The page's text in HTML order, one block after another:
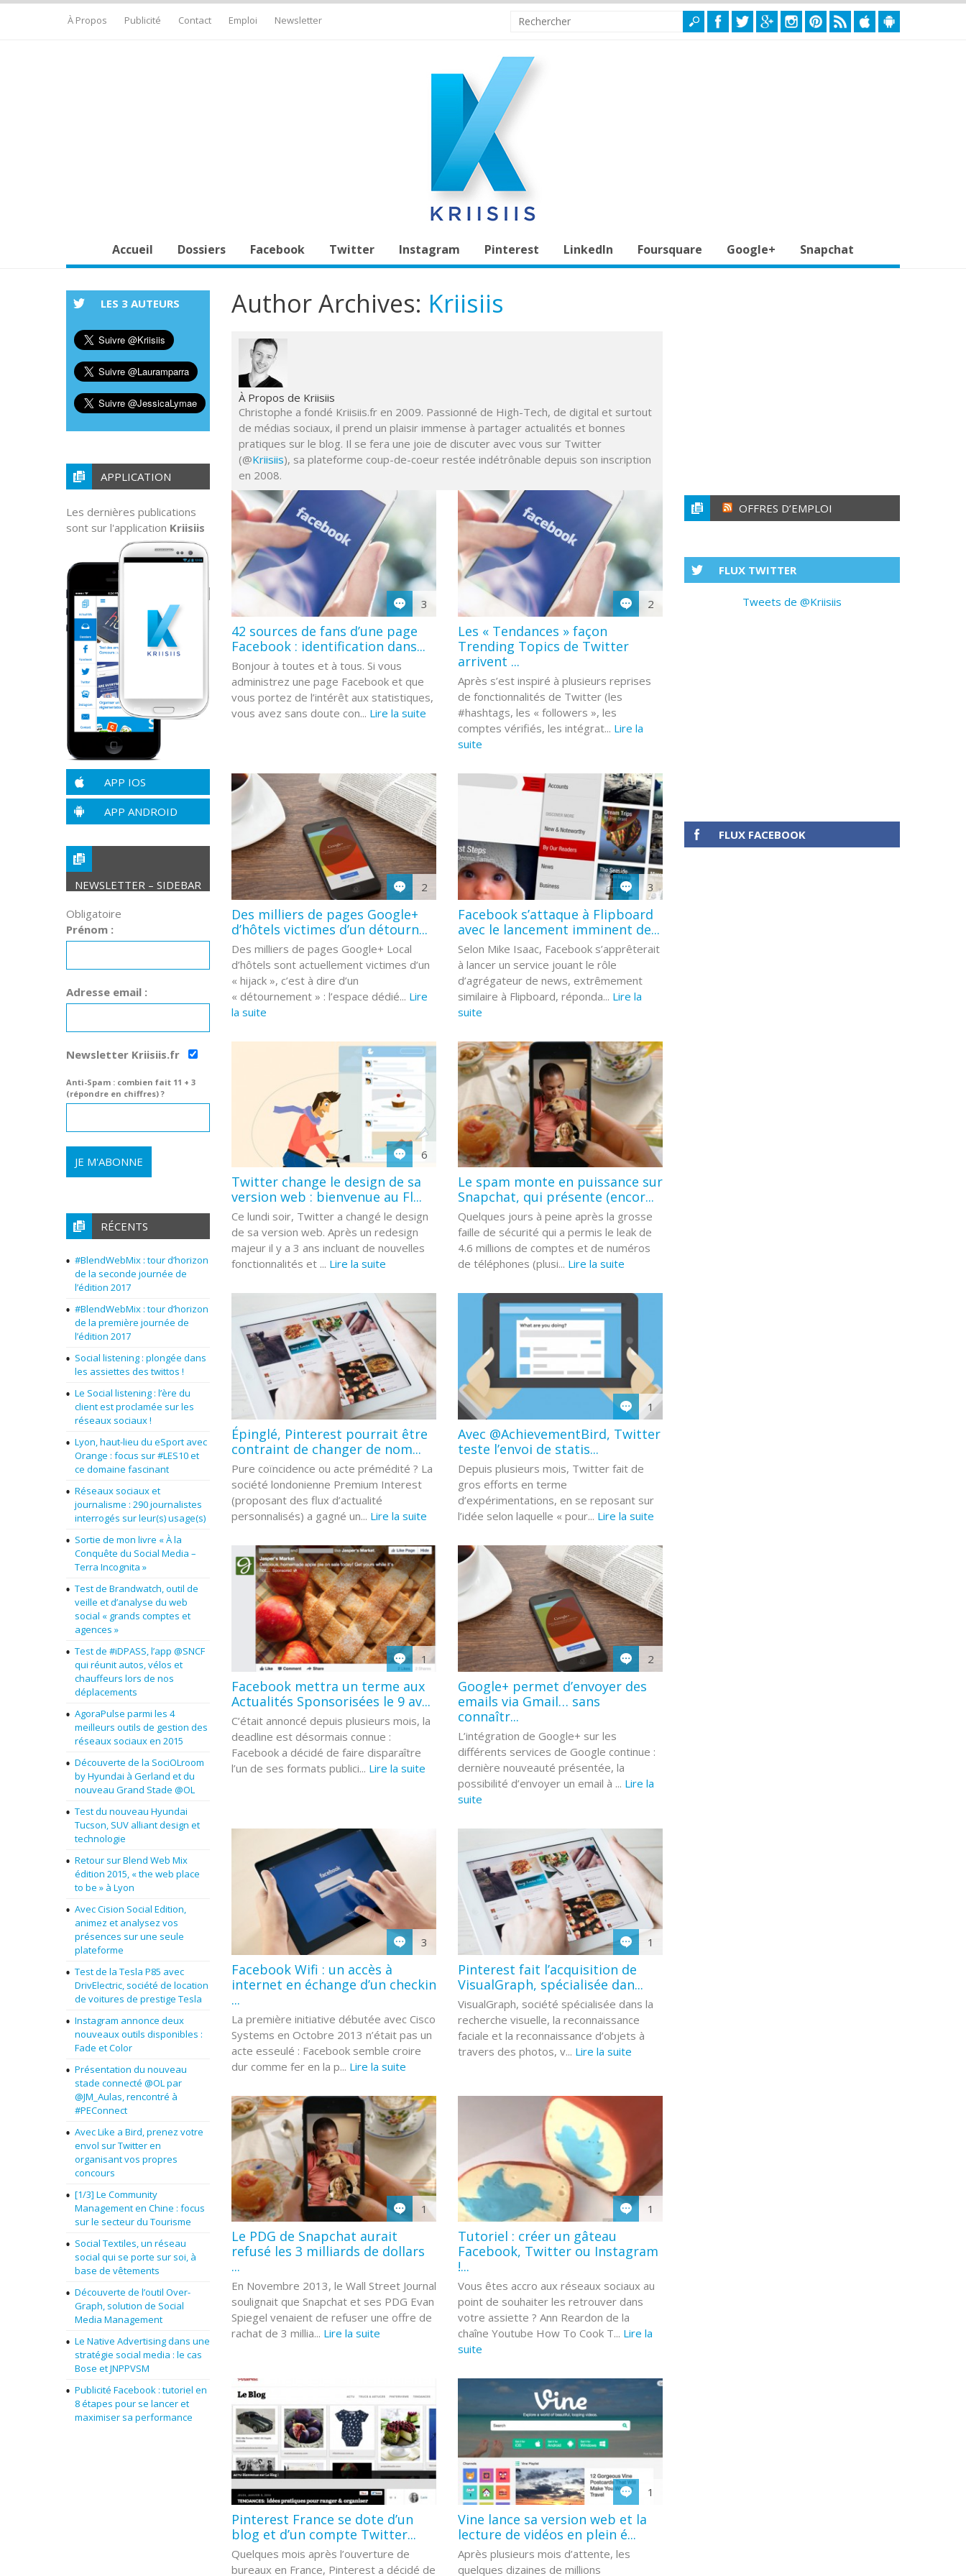
À Propos Publicité Contact Emploi Newsletter
Accueil Dossiers Facebook Twitter Instagram Pinterest LinkedIn Foursquare Google+ Snapchat
Author Archives: Kriisiis
À Propos de Kriisiis
Christophe a fondé Kriisiis.fr en 2009. Passionné de High-Tech, de digital et surtout
de médias sociaux, il prend un plaisir immense à partager actualités et bonnes
pratiques sur le blog. Il se fera une joie de discuter avec vous sur Twitter
(@Kriisiis), sa plateforme coup-de-coeur restée indétrônable depuis son inscription
en 2008.
3
42 sources de fans d’une page
Facebook : identification dans...
Bonjour à toutes et à tous. Si vous
administrez une page Facebook et que
vous portez de l’intérêt aux statistiques,
vous avez sans doute con... Lire la suite
2
Les « Tendances » façon
Trending Topics de Twitter
arrivent ...
Après s’est inspiré à plusieurs reprises
de fonctionnalités de Twitter (les
#hashtags, les « followers », les
comptes vérifiés, les intégrat... Lire la
suite
2
Des milliers de pages Google+
d’hôtels victimes d’un détourn...
Des milliers de pages Google+ Local
d’hôtels sont actuellement victimes d’un
« hijack », c’est à dire d’un
« détournement » : l’espace dédié... Lire
la suite
3
Facebook s’attaque à Flipboard
avec le lancement imminent de...
Selon Mike Isaac, Facebook s’apprêterait
à lancer un service jouant le rôle
d’agrégateur de news, extrêmement
similaire à Flipboard, réponda... Lire la
suite
6
Twitter change le design de sa
version web : bienvenue au Fl...
Ce lundi soir, Twitter a changé le design
de sa version web. Après un redesign
majeur il y a 3 ans incluant de nouvelles
fonctionnalités et ... Lire la suite
Le spam monte en puissance sur
Snapchat, qui présente (encor...
Quelques jours à peine après la grosse
faille de sécurité qui a permis le leak de
4.6 millions de comptes et de numéros
de téléphones (plusi... Lire la suite
Épinglé, Pinterest pourrait être
contraint de changer de nom...
Pure coïncidence ou acte prémédité ? La
société londonienne Premium Interest
(proposant des flux d’actualité
personnalisés) a gagné un... Lire la suite
1
Avec @AchievementBird, Twitter
teste l’envoi de statis...
Depuis plusieurs mois, Twitter fait de
gros efforts en terme
d’expérimentations, en se reposant sur
l’idée selon laquelle « pour... Lire la suite
1
Facebook mettra un terme aux
Actualités Sponsorisées le 9 av...
C’était annoncé depuis plusieurs mois, la
deadline est désormais connue :
Facebook a décidé de faire disparaître
l’un de ses formats publici... Lire la suite
2
Google+ permet d’envoyer des
emails via Gmail… sans
connaîtr...
L’intégration de Google+ sur les
différents services de Google continue :
dernière nouveauté présentée, la
possibilité d’envoyer un email à ... Lire la
suite
3
Facebook Wifi : un accès à
internet en échange d’un checkin
...
La première initiative débutée avec Cisco
Systems en Octobre 2013 n’était pas un
acte esseulé : Facebook semble croire
dur comme fer en la p... Lire la suite
1
Pinterest fait l’acquisition de
VisualGraph, spécialisée dan...
VisualGraph, société spécialisée dans la
recherche visuelle, la reconnaissance
faciale et la reconnaissance d’objets à
travers des photos, v... Lire la suite
1
Le PDG de Snapchat aurait
refusé les 3 milliards de dollars
...
En Novembre 2013, le Wall Street Journal
soulignait que Snapchat et ses PDG Evan
Spiegel venaient de refuser une offre de
rachat de 3 millia... Lire la suite
1
Tutoriel : créer un gâteau
Facebook, Twitter ou Instagram
!...
Vous êtes accro aux réseaux sociaux au
point de souhaiter les retrouver dans
votre assiette ? Ann Reardon de la
chaîne Youtube How To Cook T... Lire la
suite
Pinterest France se dote d’un
blog et d’un compte Twitter...
Quelques mois après l’ouverture de
bureaux en France, Pinterest a décidé de
1
Vine lance sa version web et la
lecture de vidéos en plein é...
Après plusieurs mois d’attente, les
quelques dizaines de millions
OFFRES D’EMPLOI
FLUX TWITTER
Tweets de @Kriisiis
FLUX FACEBOOK
LES 3 AUTEURS
APPLICATION
Les dernières publications
sont sur l'application Kriisiis
APP IOS
APP ANDROID
NEWSLETTER – SIDEBAR
Obligatoire
Prénom :
Adresse email :
Newsletter Kriisiis.fr
Anti-Spam : combien fait 11 + 3
(répondre en chiffres) ?
RÉCENTS
#BlendWebMix : tour d’horizon
de la seconde journée de
l’édition 2017
#BlendWebMix : tour d’horizon
de la première journée de
l’édition 2017
Social listening : plongée dans
les assiettes des twittos !
Le Social listening : l’ère du
client est proclamée sur les
réseaux sociaux !
Lyon, haut-lieu du eSport avec
Orange : focus sur #LES10 et
ce domaine fascinant
Réseaux sociaux et
journalisme : 290 journalistes
interrogés sur leur(s) usage(s)
Sortie de mon livre « À la
Conquête du Social Media –
Terra Incognita »
Test de Brandwatch, outil de
veille et d’analyse du web
social « grands comptes et
agences »
Test de #iDPASS, l’app @SNCF
qui réunit autos, vélos et
chauffeurs lors de nos
déplacements
AgoraPulse parmi les 4
meilleurs outils de gestion des
réseaux sociaux en 2015
Découverte de la SociOLroom
by Hyundai à Gerland et du
nouveau Grand Stade @OL
Test du nouveau Hyundai
Tucson, SUV alliant design et
technologie
Retour sur Blend Web Mix
édition 2015, « the web place
to be » à Lyon
Avec Cision Social Edition,
animez et analysez vos
présences sur une seule
plateforme
Test de la Tesla P85 avec
DrivElectric, société de location
de voitures de prestige Tesla
Instagram annonce deux
nouveaux outils disponibles :
Fade et Color
Présentation du nouveau
stade connecté @OL par
@JM_Aulas, rencontré à
#PEConnect
Avec Like a Bird, prenez votre
envol sur Twitter en
organisant vos propres
concours
[1/3] Le Community
Management en Chine : focus
sur le secteur du Tourisme
Social Textiles, un réseau
social qui se porte sur soi, à
base de vêtements
Découverte de l’outil Over-
Graph, solution de Social
Media Management
Le Native Advertising dans une
stratégie social media : le cas
Bose et JNPPVSM
Publicité Facebook : tutoriel en
8 étapes pour se lancer et
maximiser sa performance